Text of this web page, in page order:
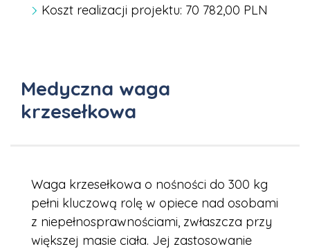
Koszt realizacji projektu: 70 782,00 PLN
Medyczna waga
krzesełkowa
Waga krzesełkowa o nośności do 300 kg
pełni kluczową rolę w opiece nad osobami
z niepełnosprawnościami, zwłaszcza przy
większej masie ciała. Jej zastosowanie